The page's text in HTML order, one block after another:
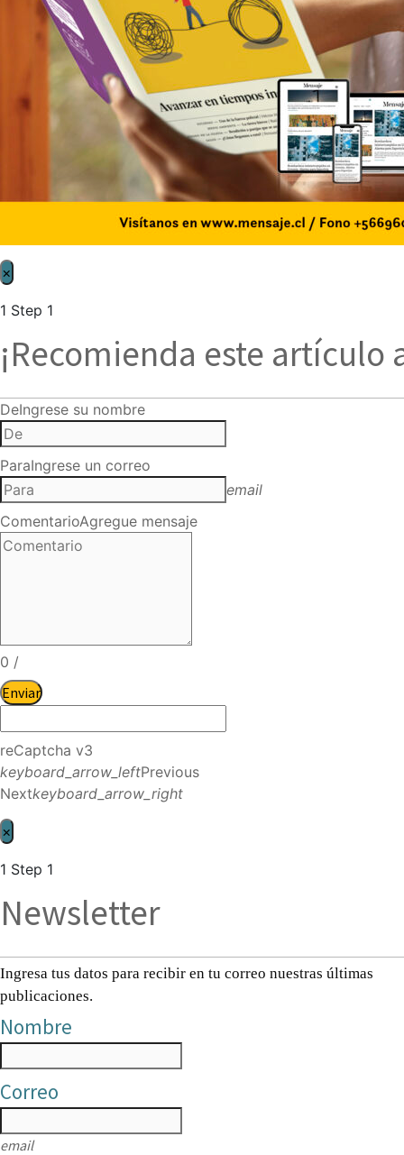
×
1 Step 1
¡Recomienda este artículo
DeIngrese su nombre
ParaIngrese un correo
email
ComentarioAgregue mensaje
0 /
Enviar
reCaptcha v3
keyboard_arrow_leftPrevious
Nextkeyboard_arrow_right
×
1 Step 1
Newsletter
Ingresa tus datos para recibir en tu correo nuestras últimas
publicaciones.
Nombre
Correo
email